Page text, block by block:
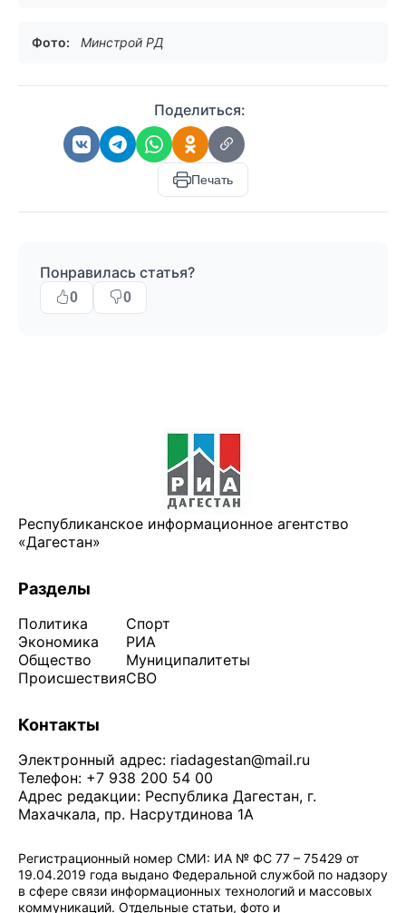
Фото: Минстрой РД
Поделиться:
Печать
Понравилась статья?
0 0
Республиканское информационное агентство
«Дагестан»
Разделы
Политика
Экономика
Общество
Происшествия
Спорт
РИА
Муниципалитеты
СВО
Контакты
Электронный адрес: riadagestan@mail.ru
Телефон: +7 938 200 54 00
Адрес редакции: Республика Дагестан, г.
Махачкала, пр. Насрутдинова 1А
Регистрационный номер СМИ: ИА № ФС 77 – 75429 от
19.04.2019 года выдано Федеральной службой по надзору
в сфере связи информационных технологий и массовых
коммуникаций. Отдельные статьи, фото и